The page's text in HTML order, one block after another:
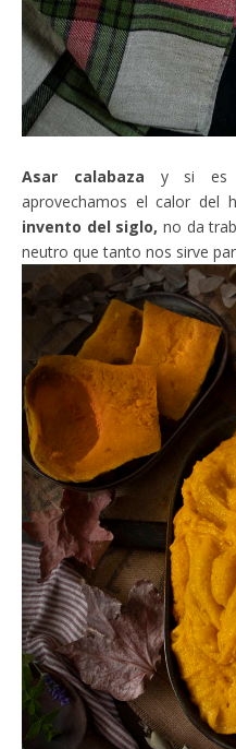
Asar calabaza y si es
aprovechamos el calor del
invento del siglo, no da
neutro que tanto nos sirve